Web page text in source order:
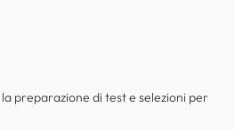
preparazione di test e selezioni per